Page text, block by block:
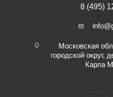
8 (495)
Московская
городской округ,
Карла